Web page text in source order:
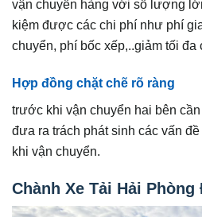
vận chuyển hàng với số lượng
kiệm được các chi phí như phí
chuyển, phí bốc xếp,..giảm tối đa
Hợp đồng chặt chẽ rõ ràng
trước khi vận chuyển hai bên
đưa ra trách phát sinh các vấn
khi vận chuyển.
Chành Xe Tải Hải